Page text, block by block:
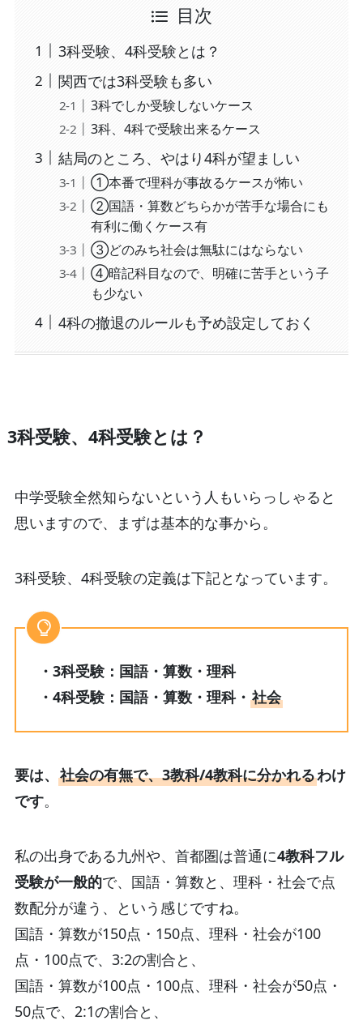
目次
3科受験、4科受験とは？
関西では3科受験も多い
3科でしか受験しないケース
3科、4科で受験出来るケース
結局のところ、やはり4科が望ましい
①本番で理科が事故るケースが怖い
②国語・算数どちらかが苦手な場合にも
有利に働くケース有
③どのみち社会は無駄にはならない
④暗記科目なので、明確に苦手という子
も少ない
4科の撤退のルールも予め設定しておく
3科受験、4科受験とは？
中学受験全然知らないという人もいらっしゃると
思いますので、まずは基本的な事から。
3科受験、4科受験の定義は下記となっています。
・3科受験：国語・算数・理科
・4科受験：国語・算数・理科・ 社会
要は、 社会の有無で、3教科/4教科に分かれるわけ
です。
私の出身である九州や、首都圏は普通に4教科フル
受験が一般的で、国語・算数と、理科・社会で点
数配分が違う、という感じですね。
国語・算数が150点・150点、理科・社会が100
点・100点で、3:2の割合と、
国語・算数が100点・100点、理科・社会が50点・
50点で、2:1の割合と、